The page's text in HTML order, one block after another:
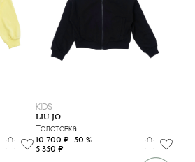
KIDS
LIU JO
Толстовка
10 700 ₽- 50 %
5 350 ₽